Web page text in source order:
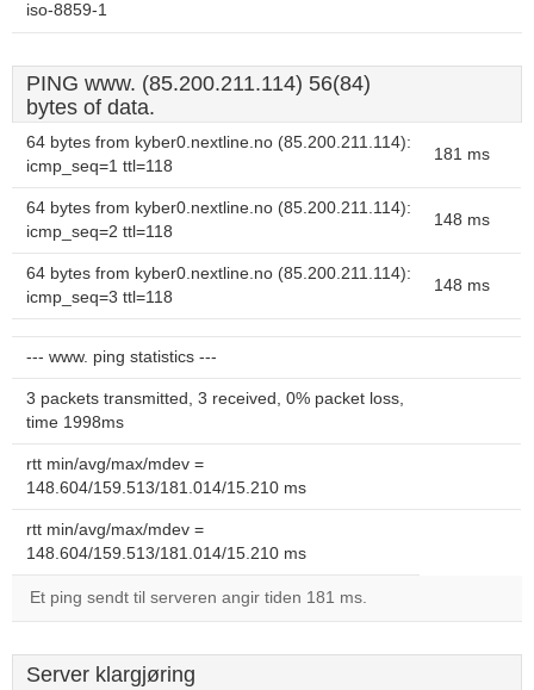
iso-8859-1
PING www. (85.200.211.114) 56(84)
bytes of data.
64 bytes from kyber0.nextline.no (85.200.211.114):
icmp_seq=1 ttl=118
181 ms
64 bytes from kyber0.nextline.no (85.200.211.114):
icmp_seq=2 ttl=118
148 ms
64 bytes from kyber0.nextline.no (85.200.211.114):
icmp_seq=3 ttl=118
148 ms
--- www. ping statistics ---
3 packets transmitted, 3 received, 0% packet loss,
time 1998ms
rtt min/avg/max/mdev =
148.604/159.513/181.014/15.210 ms
rtt min/avg/max/mdev =
148.604/159.513/181.014/15.210 ms
Et ping sendt til serveren angir tiden 181 ms.
Server klargjøring